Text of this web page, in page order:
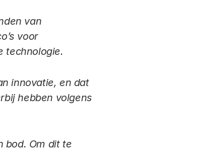
van
voor
technologie.
innovatie, en dat
hebben volgens
bod. Om dit te